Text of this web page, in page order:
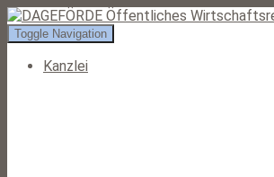
Toggle Navigation
Kanzlei